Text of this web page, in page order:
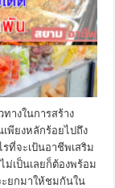
างในการสร้าง
พียงหลักร้อยไปถึง
ที่จะเป้นอาชีพเสริม
ม่เป็นเลยก็ต้องพร้อม
ะยกมาให้ชมกันใน